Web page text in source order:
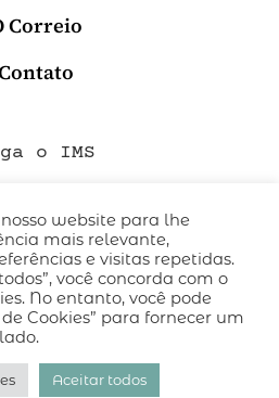
Correio
o IMS
desenvolvido pelo
website para lhe
mais relevante,
e visitas repetidas.
você concorda com o
No entanto, você pode
Cookies” para fornecer um
Aceitar todos